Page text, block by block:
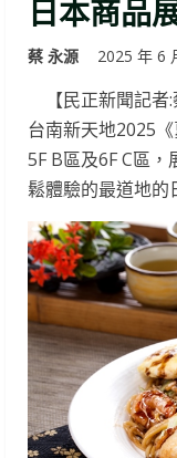
日本商品
蔡 永源 2025 年 6
【民正新聞記
台南新天地2025
5F B區及6F C區
鬆體驗的最道地的